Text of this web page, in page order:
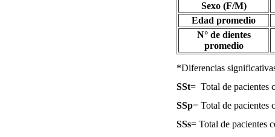
Sexo (F/M)
Edad promedio
N° de dientes
promedio
*Diferencias
SSt= Total de pacientes
SSp= Total de pacientes
SSs= Total de pacientes